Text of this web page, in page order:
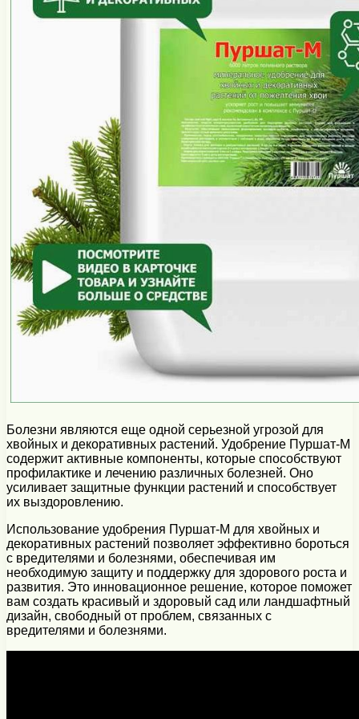
Болезни являются еще одной серьезной угрозой для
хвойных и декоративных растений. Удобрение Пуршат-М
содержит активные компоненты, которые способствуют
профилактике и лечению различных болезней. Оно
усиливает защитные функции растений и способствует
их выздоровлению.
Использование удобрения Пуршат-М для хвойных и
декоративных растений позволяет эффективно бороться
с вредителями и болезнями, обеспечивая им
необходимую защиту и поддержку для здорового роста и
развития. Это инновационное решение, которое поможет
вам создать красивый и здоровый сад или ландшафтный
дизайн, свободный от проблем, связанных с
вредителями и болезнями.